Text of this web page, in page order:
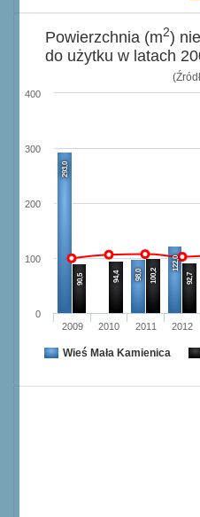
293,0
98,0
122,0
90,5 94,4 100,2 92,7
2009 2010 2011 2012
0
100
200
300
400
Powierzchnia (m2)
do użytku w latach
Wieś Mała Kamienica